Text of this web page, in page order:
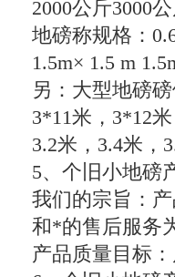
2000公斤3000
地磅称规格：
1.5m× 1.5 m
另：大型地磅
3*11米， 3*12
3.2米， 3.4米，
5、个旧小地磅
我们的宗旨：
和*的售后服务
产品质量目标